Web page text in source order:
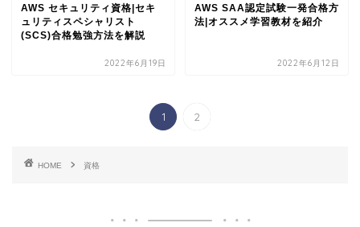
AWS セキュリティ資格|セキ
ュリティスペシャリスト
(SCS)合格勉強方法を解説
2022年6月19日
AWS SAA認定試験一発合格方
法|オススメ学習教材を紹介
2022年6月12日
1 2
HOME 資格